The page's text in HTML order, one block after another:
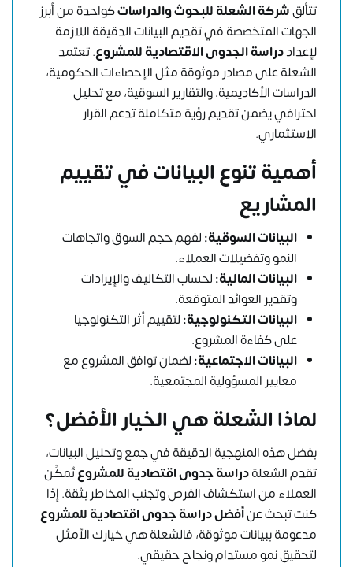
تتألقشركة الشعلة للبحوث والدراساتكواحدة من أبرز
الجهات المتخصصة في تقديم البيانات الدقيقة اللازمة
لإعداددراسة الجدوى الاقتصادية للمشروع. تعتمد
الشعلة على مصادر موثوقة مثل الإحصاءات الحكومية،
الدراسات الأكاديمية، والتقارير السوقية، مع تحليل
احترافي يضمن تقديم رؤية متكاملة تدعم القرار
الاستثماري.
أهمية تنوع البيانات في تقييم
المشاريع
البيانات السوقية:لفهم حجم السوق واتجاهات
النمو وتفضيلات العملاء.
البيانات المالية:لحساب التكاليف والإيرادات
وتقدير العوائد المتوقعة.
البيانات التكنولوجية:لتقييم أثر التكنولوجيا
على كفاءة المشروع.
البيانات الاجتماعية:لضمان توافق المشروع مع
معايير المسؤولية المجتمعية.
لماذا الشعلة هي الخيار الأفضل؟
بفضل هذه المنهجية الدقيقة في جمع وتحليل البيانات،
تقدم الشعلةدراسة جدوى اقتصادية للمشروعتُمكِّن
العملاء من استكشاف الفرص وتجنب المخاطر بثقة. إذا
كنت تبحث عنأفضل دراسة جدوى اقتصادية للمشروع
مدعومة ببيانات موثوقة، فالشعلة هي خيارك الأمثل
لتحقيق نمو مستدام ونجاح حقيقي.